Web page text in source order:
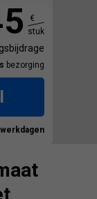
€
stuk
bezorging